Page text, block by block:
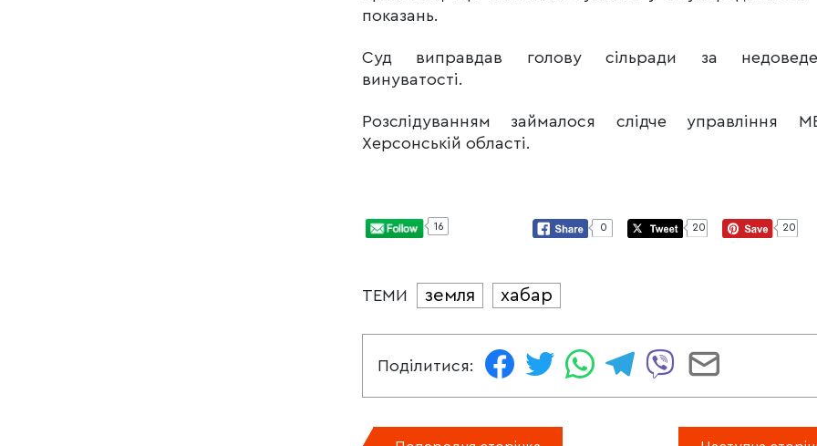
показань.
Суд виправдав голову сільради за
винуватості.
Розслідуванням займалося слідче управління
Херсонській області.
16 0 20 20
ТЕМИ земля хабар
Поділитися: